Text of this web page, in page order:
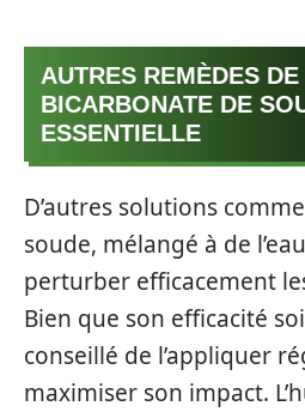
AUTRES REMÈDES
BICARBONATE DE
ESSENTIELLE
D’autres solutions
soude, mélangé à de
perturber efficacement
Bien que son efficacité
conseillé de l’appliquer
maximiser son impact.